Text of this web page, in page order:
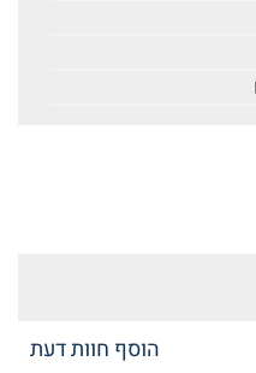
הוסף חוות דעת